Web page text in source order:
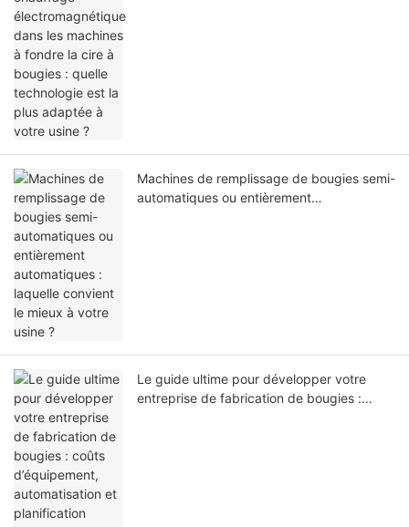
Machines de remplissage de bougies semi-
automatiques ou entièrement
Le guide ultime pour développer votre
entreprise de fabrication de bougies :